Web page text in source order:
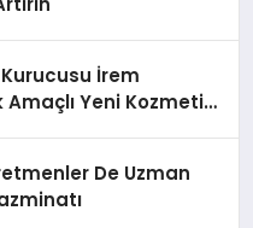
İrem
Amaçlı Yeni Kozmetik
De Uzman